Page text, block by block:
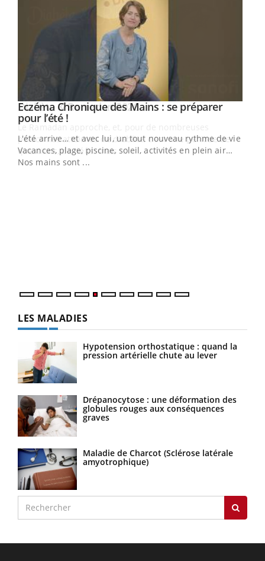
Youtube
Eczéma Chronique des Mains : se préparer
pour l’été !Youtube
L'été arrive… et avec lui, un tout nouveau rythme de vie !
Vacances, plage, piscine, soleil, activités en plein air…
Nos mains sont ...
Youtube
Diabète & Ramadan 2026Youtube
Le Ramadan approche, et, pour de nombreuses
personnes atteintes de diabète, c'est une période de
questions, de défis, mais ...
LES MALADIES
Hypotension orthostatique : quand la
pression artérielle chute au lever
Drépanocytose : une déformation des
globules rouges aux conséquences
graves
Maladie de Charcot (Sclérose latérale
amyotrophique)